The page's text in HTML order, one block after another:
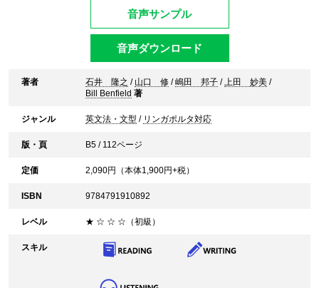
音声サンプル
音声ダウンロード
著者 石井 隆之 / 山口 修 /嶋田 邦子 /上田 妙美 /
Bill Benfield 著
ジャンル 英文法・文型 / リンガポルタ対応
版・頁 B5 / 112ページ
定価 2,090円（本体1,900円+税）
ISBN 9784791910892
レベル ★ ☆ ☆ ☆（初級）
スキル